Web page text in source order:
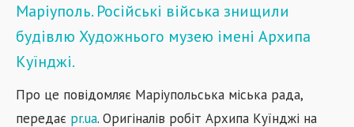
Маріуполь. Російські війська знищили
будівлю Художнього музею імені Архипа
Куїнджі.
Про це повідомляє Маріупольська міська рада,
передає pr.ua. Оригіналів робіт Архипа Куїнджі на